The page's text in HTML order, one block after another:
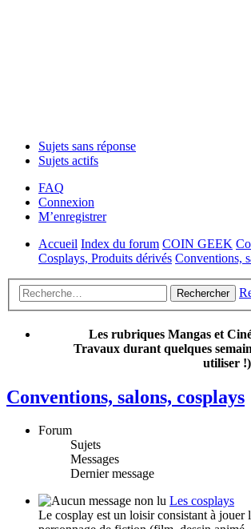
Sujets sans réponse
Sujets actifs
FAQ
Connexion
M’enregistrer
Accueil Index du forum COIN GEEK
Cosplays, Produits dérivés Conventions,
Rechercher
Les rubriques Mangas et
Travaux durant quelques
utiliser !)
Conventions, salons, cosplays
Forum
Sujets
Messages
Dernier message
Les cosplays
Le cosplay est un loisir consistant à jouer